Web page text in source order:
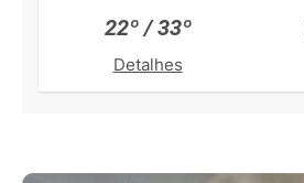
22º / 33º
Detalhes